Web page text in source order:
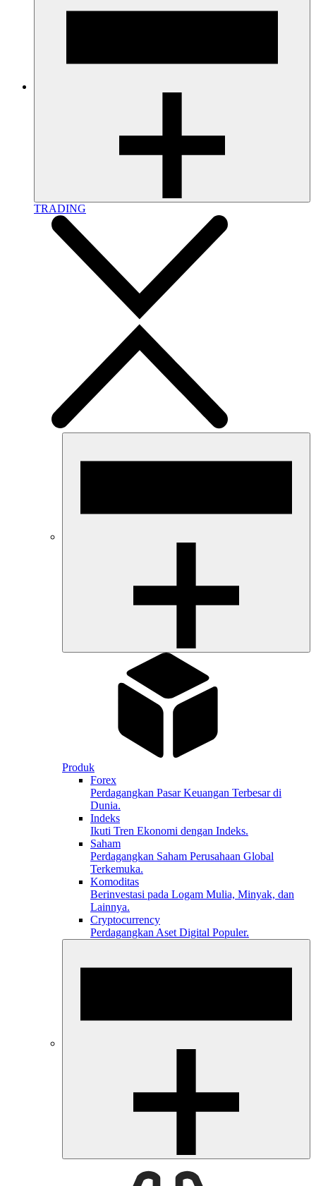
TRADING
Produk
Forex
Perdagangkan Pasar Keuangan Terbesar di
Dunia.
Indeks
Ikuti Tren Ekonomi dengan Indeks.
Saham
Perdagangkan Saham Perusahaan Global
Terkemuka.
Komoditas
Berinvestasi pada Logam Mulia, Minyak, dan
Lainnya.
Cryptocurrency
Perdagangkan Aset Digital Populer.